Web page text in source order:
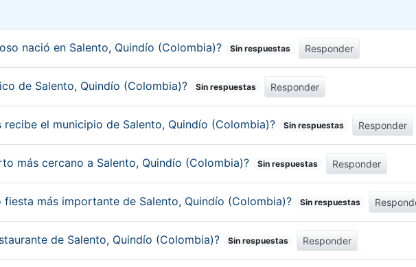
nació en Salento, Quindío (Colombia)? Sin respuestas Responder
de Salento, Quindío (Colombia)? Sin respuestas Responder
recibe el municipio de Salento, Quindío (Colombia)? Sin respuestas Responder
más cercano a Salento, Quindío (Colombia)? Sin respuestas Responder
fiesta más importante de Salento, Quindío (Colombia)? Sin respuestas
de Salento, Quindío (Colombia)? Sin respuestas Responder